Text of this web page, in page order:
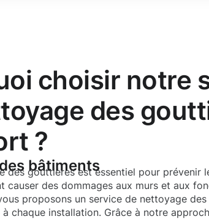
choisir notre
des
?
bâtiments
des gouttières est essentiel pour prévenir
causer des dommages aux murs et aux
proposons un service de nettoyage
chaque installation. Grâce à notre